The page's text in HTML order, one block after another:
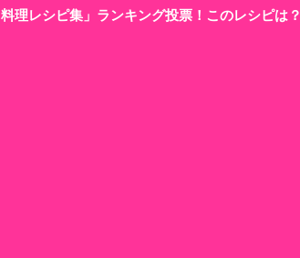
料理レシピ集」ランキング投票！このレシピは？